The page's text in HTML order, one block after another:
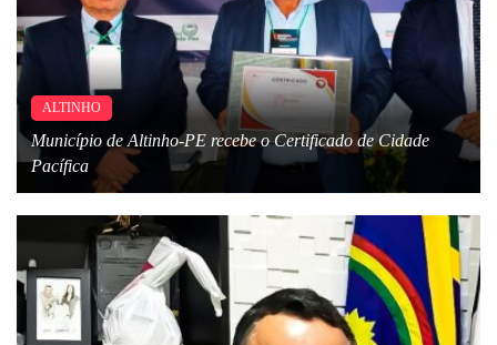
ALTINHO
Município de Altinho-PE recebe o Certificado de Cidade
Pacífica